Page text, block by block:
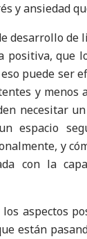
y ansiedad
desarrollo
positiva, que
puede ser
y menos
necesitar
espacio
y
con la
aspectos
están